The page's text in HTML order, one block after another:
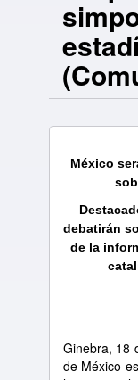
México
debatirán
de la
Ginebra, 18
de México